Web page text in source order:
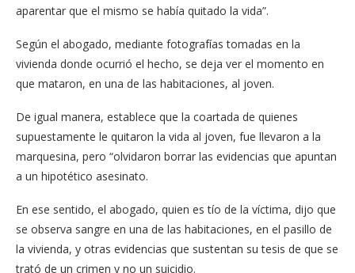
aparentar que el mismo se había quitado la vida”.
Según el abogado, mediante fotografías tomadas en la
vivienda donde ocurrió el hecho, se deja ver el momento en
que mataron, en una de las habitaciones, al joven.
De igual manera, establece que la coartada de quienes
supuestamente le quitaron la vida al joven, fue llevaron a la
marquesina, pero “olvidaron borrar las evidencias que apuntan
a un hipotético asesinato.
En ese sentido, el abogado, quien es tío de la víctima, dijo que
se observa sangre en una de las habitaciones, en el pasillo de
la vivienda, y otras evidencias que sustentan su tesis de que se
trató de un crimen y no un suicidio.